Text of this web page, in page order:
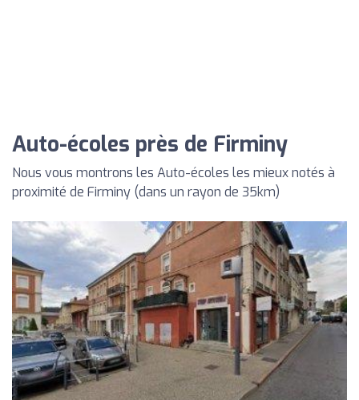
Auto-écoles près de Firminy
Nous vous montrons les Auto-écoles les mieux notés à
proximité de Firminy (dans un rayon de 35km)